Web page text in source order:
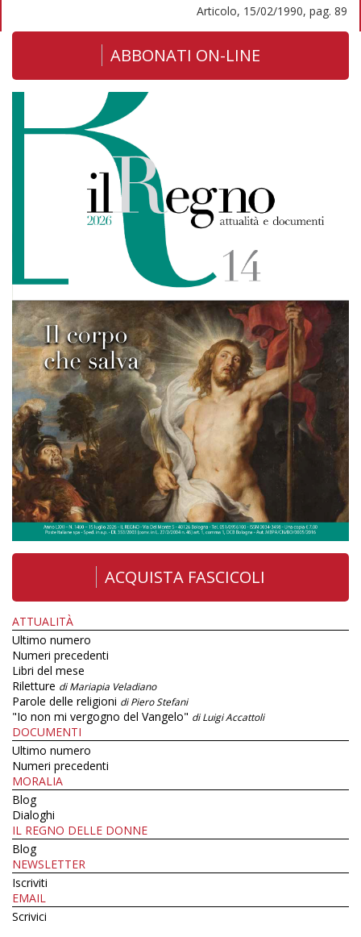
Articolo, 15/02/1990, pag. 89
ABBONATI ON-LINE
ACQUISTA FASCICOLI
ATTUALITÀ
Ultimo numero
Numeri precedenti
Libri del mese
Riletture di Mariapia Veladiano
Parole delle religioni di Piero Stefani
"Io non mi vergogno del Vangelo" di Luigi Accattoli
DOCUMENTI
Ultimo numero
Numeri precedenti
MORALIA
Blog
Dialoghi
IL REGNO DELLE DONNE
Blog
NEWSLETTER
Iscriviti
EMAIL
Scrivici